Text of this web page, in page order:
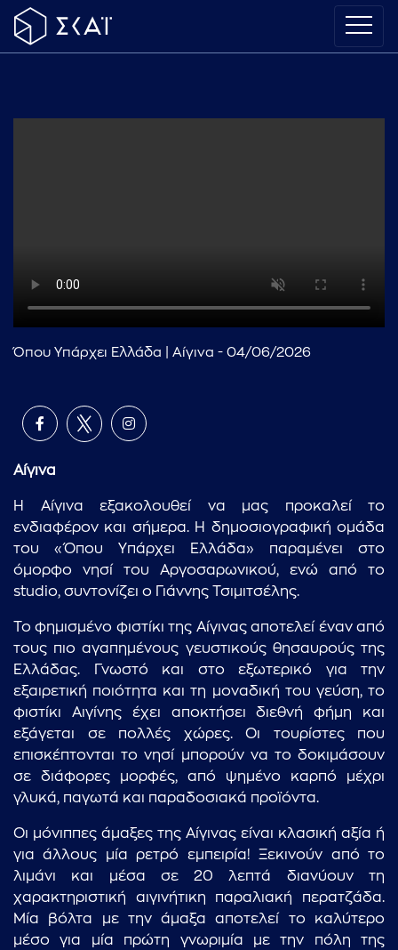
Όπου Υπάρχει Ελλάδα | Αίγινα - 04/06/2026
Αίγινα
Η Αίγινα εξακολουθεί να μας προκαλεί το
ενδιαφέρον και σήμερα. Η δημοσιογραφική ομάδα
του «Όπου Υπάρχει Ελλάδα» παραμένει στο
όμορφο νησί του Αργοσαρωνικού, ενώ από το
studio, συντονίζει ο Γιάννης Τσιμιτσέλης.
Το φημισμένο φιστίκι της Αίγινας αποτελεί έναν από
τους πιο αγαπημένους γευστικούς θησαυρούς της
Ελλάδας. Γνωστό και στο εξωτερικό για την
εξαιρετική ποιότητα και τη μοναδική του γεύση, το
φιστίκι Αιγίνης έχει αποκτήσει διεθνή φήμη και
εξάγεται σε πολλές χώρες. Οι τουρίστες που
επισκέπτονται το νησί μπορούν να το δοκιμάσουν
σε διάφορες μορφές, από ψημένο καρπό μέχρι
γλυκά, παγωτά και παραδοσιακά προϊόντα.
Οι μόνιππες άμαξες της Αίγινας είναι κλασική αξία ή
για άλλους μία ρετρό εμπειρία! Ξεκινούν από το
λιμάνι και μέσα σε 20 λεπτά διανύουν τη
χαρακτηριστική αιγινήτικη παραλιακή περατζάδα.
Μία βόλτα με την άμαξα αποτελεί το καλύτερο
μέσο για μία πρώτη γνωριμία με την πόλη της